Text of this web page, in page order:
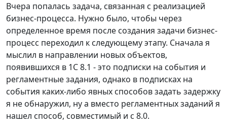
Вчера попалась задача, связанная с реализацией
бизнес-процесса. Нужно было, чтобы через
определенное время после создания задачи бизнес-
процесс переходил к следующему этапу. Сначала я
мыслил в направлении новых объектов,
появившихся в 1С 8.1 - это подписки на события и
регламентные задания, однако в подписках на
события каких-либо явных способов задать задержку
я не обнаружил, ну а вместо регламентных заданий я
нашел способ, совместимый и с 8.0.